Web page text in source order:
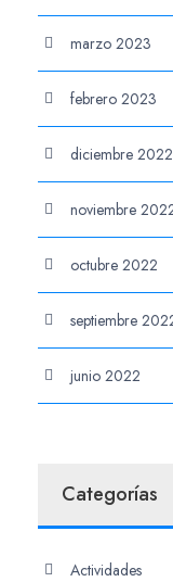
marzo 2023
febrero 2023
diciembre 2022
noviembre
octubre 2022
septiembre
junio 2022
Categorías
Actividades